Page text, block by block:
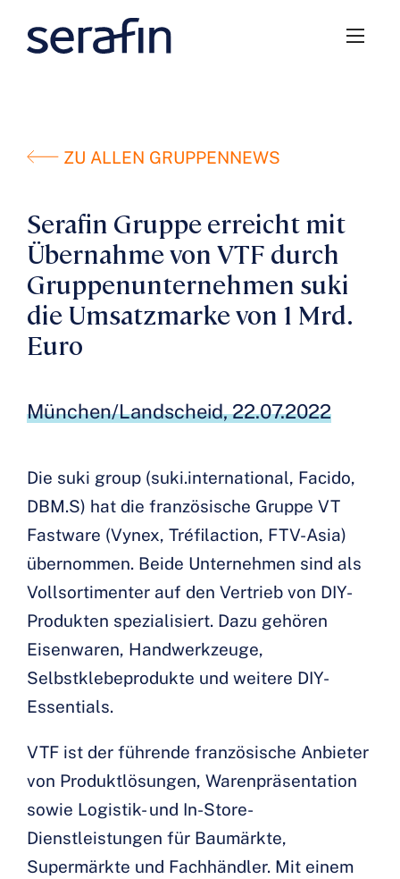
ZU ALLEN GRUPPENNEWS
Serafin Gruppe erreicht mit
Übernahme von VTF durch
Gruppenunternehmen suki
die Umsatzmarke von 1 Mrd.
Euro
München/Landscheid, 22.07.2022
Die suki group (suki.international, Facido,
DBM.S) hat die französische Gruppe VT
Fastware (Vynex, Tréfilaction, FTV-Asia)
übernommen. Beide Unternehmen sind als
Vollsortimenter auf den Vertrieb von DIY-
Produkten spezialisiert. Dazu gehören
Eisenwaren, Handwerkzeuge,
Selbstklebeprodukte und weitere DIY-
Essentials.
VTF ist der führende französische Anbieter
von Produktlösungen, Warenpräsentation
sowie Logistik- und In-Store-
Dienstleistungen für Baumärkte,
Supermärkte und Fachhändler. Mit einem